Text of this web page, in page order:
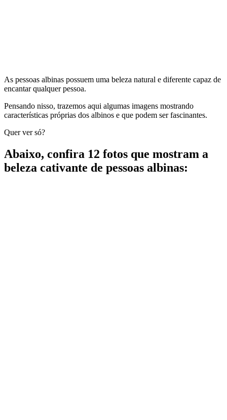
As pessoas albinas possuem uma beleza natural e diferente capaz de
encantar qualquer pessoa.
Pensando nisso, trazemos aqui algumas imagens mostrando
características próprias dos albinos e que podem ser fascinantes.
Quer ver só?
Abaixo, confira 12 fotos que mostram a
beleza cativante de pessoas albinas: